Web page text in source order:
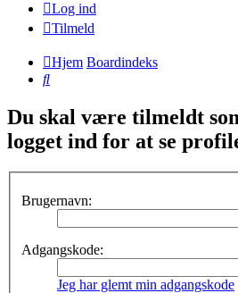
Log ind
Tilmeld
Hjem Boardindeks
Søg
Du skal være tilmeldt
logget ind for at se
Brugernavn:
Adgangskode:
Jeg har glemt min adgangskode